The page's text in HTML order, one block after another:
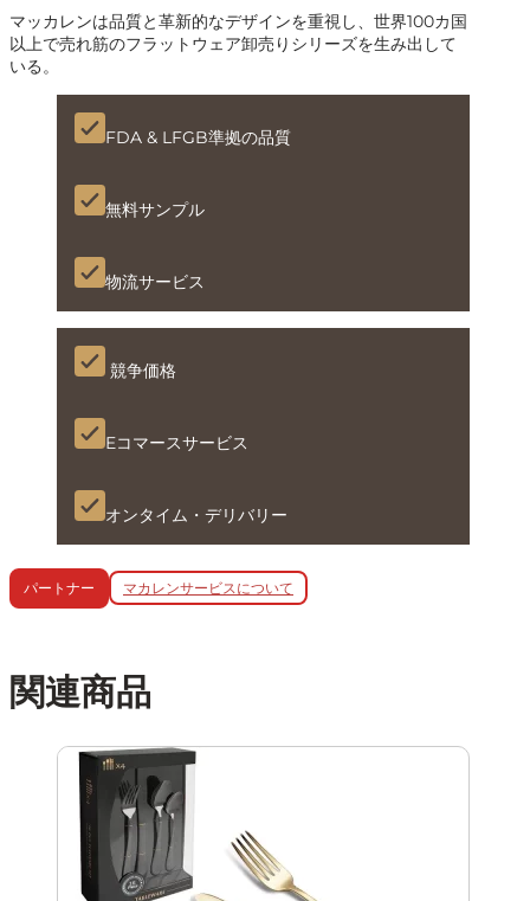
マッカレンは品質と革新的なデザインを重視し、世界100カ国
以上で売れ筋のフラットウェア卸売りシリーズを生み出して
いる。
FDA & LFGB準拠の品質
無料サンプル
物流サービス
競争価格
Eコマースサービス
オンタイム・デリバリー
パートナー マカレンサービスについて
関連商品